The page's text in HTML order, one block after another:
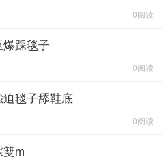
0阅读
爆踩毯子
0阅读
迫毯子舔鞋底
0阅读
雙m